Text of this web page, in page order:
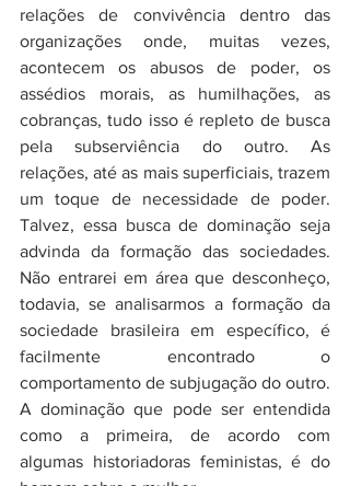
relações de convivência dentro das
organizações onde, muitas vezes,
acontecem os abusos de poder, os
assédios morais, as humilhações, as
cobranças, tudo isso é repleto de busca
pela subserviência do outro. As
relações, até as mais superficiais, trazem
um toque de necessidade de poder.
Talvez, essa busca de dominação seja
advinda da formação das sociedades.
Não entrarei em área que desconheço,
todavia, se analisarmos a formação da
sociedade brasileira em específico, é
facilmente encontrado o
comportamento de subjugação do outro.
A dominação que pode ser entendida
como a primeira, de acordo com
algumas historiadoras feministas, é do